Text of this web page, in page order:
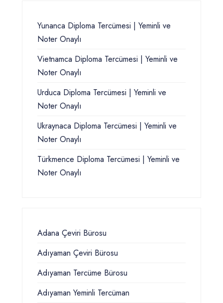
Yunanca Diploma Tercümesi | Yeminli ve
Noter Onaylı
Vietnamca Diploma Tercümesi | Yeminli ve
Noter Onaylı
Urduca Diploma Tercümesi | Yeminli ve
Noter Onaylı
Ukraynaca Diploma Tercümesi | Yeminli ve
Noter Onaylı
Türkmence Diploma Tercümesi | Yeminli ve
Noter Onaylı
Adana Çeviri Bürosu
Adıyaman Çeviri Bürosu
Adıyaman Tercüme Bürosu
Adıyaman Yeminli Tercüman